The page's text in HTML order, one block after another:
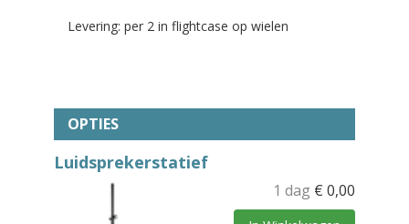
Levering: per 2 in flightcase op wielen
OPTIES
Luidsprekerstatief
1 dag € 0,00